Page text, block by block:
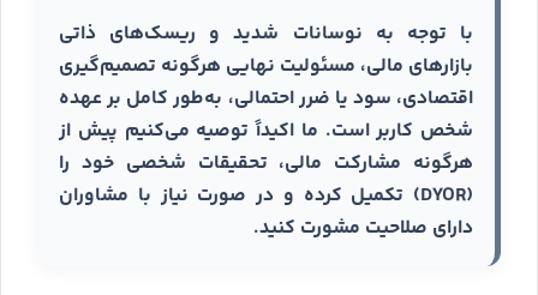
با توجه به نوسانات شدید و ریسک‌های ذاتی
بازارهای مالی، مسئولیت نهایی هرگونه تصمیم‌گیری
اقتصادی، سود یا ضرر احتمالی، به‌طور کامل بر عهده
شخص کاربر است. ما اکیداً توصیه می‌کنیم پیش از
هرگونه مشارکت مالی، تحقیقات شخصی خود را
(DYOR) تکمیل کرده و در صورت نیاز با مشاوران
دارای صلاحیت مشورت کنید.